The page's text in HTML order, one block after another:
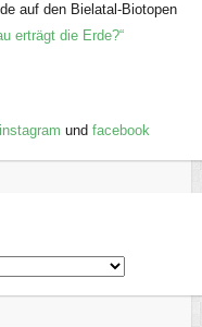
auf den Bielatal-Biotopen
erträgt die Erde?“
instagram und facebook